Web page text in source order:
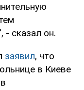
- сказал он.
заявил, что
в Киеве